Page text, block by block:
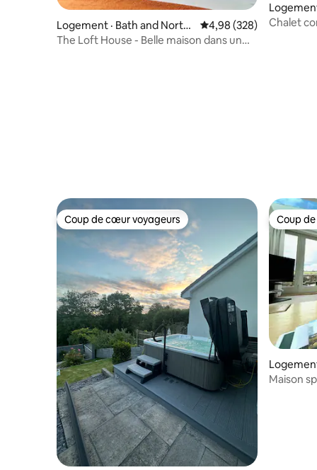
Logement · Bath and North
East Somerset
Note moyenne de 4,98
4,98 (328)
The Loft House - Belle maison dans un
Chalet
Coup de cœur voyageurs
Coup de cœur voyageurs Coup
Coup
Maison